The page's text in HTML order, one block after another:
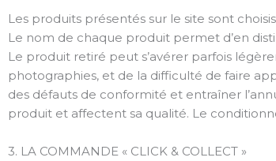
Les produits présentés sur le site sont
Le nom de chaque produit permet d’en
Le produit retiré peut s’avérer parfois
photographies, et de la difficulté de faire
des défauts de conformité et entraîner
produit et affectent sa qualité. Le
3. LA COMMANDE « CLICK & COLLECT »